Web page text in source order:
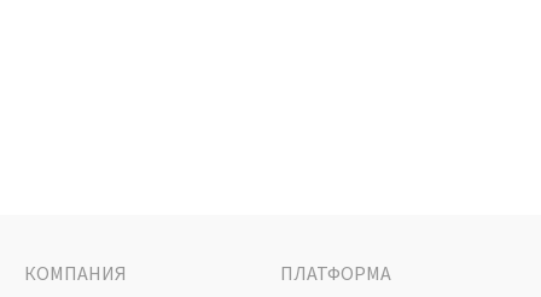
КОМПАНИЯ ПЛАТФОРМА